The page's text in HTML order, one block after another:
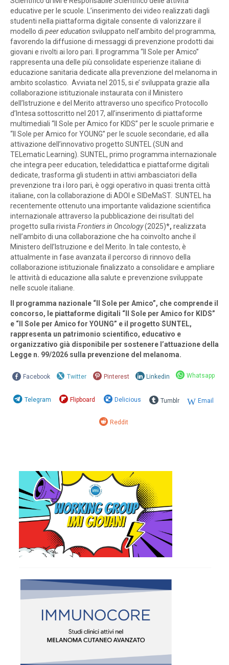
educative per le scuole. L’inserimento dei video realizzati dagli
studenti nella piattaforma digitale consente di valorizzare il
modello di peer education sviluppato nell’ambito del programma,
favorendo la diffusione di messaggi di prevenzione prodotti dai
giovani e rivolti ai loro pari. Il programma “Il Sole per Amico”
rappresenta una delle più consolidate esperienze italiane di
educazione sanitaria dedicate alla prevenzione del melanoma in
ambito scolastico. Avviata nel 2015, si e’ sviluppata grazie alla
collaborazione istituzionale instaurata con il Ministero
dell’Istruzione e del Merito attraverso uno specifico Protocollo
d’Intesa sottoscritto nel 2017, all’inserimento di piattaforme
multimediali “Il Sole per Amico for KIDS” per le scuole primarie e
“Il Sole per Amico for YOUNG” per le scuole secondarie, ed alla
attivazione dell’innovativo progetto SUNTEL (SUN and
TELematic Learning). SUNTEL, primo programma internazionale
che integra peer education, teledidattica e piattaforme digitali
dedicate, trasforma gli studenti in attivi ambasciatori della
prevenzione tra i loro pari, è oggi operativo in quasi trenta città
italiane, con la collaborazione di ADOI e SIDeMaST. SUNTEL ha
recentemente ottenuto una importante validazione scientifica
internazionale attraverso la pubblicazione dei risultati del
progetto sulla rivistaFrontiers in Oncology(2025)*, realizzata
nell’ambito di una collaborazione che ha coinvolto anche il
Ministero dell’Istruzione e del Merito. In tale contesto, è
attualmente in fase avanzata il percorso di rinnovo della
collaborazione istituzionale finalizzato a consolidare e ampliare
le attività di educazione alla salute e prevenzione sviluppate
nelle scuole italiane.
Il programma nazionale “Il Sole per Amico”, che comprende il
concorso, le piattaforme digitali “Il Sole per Amico for KIDS”
e “Il Sole per Amico for YOUNG” e il progetto SUNTEL,
rappresenta un patrimonio scientifico, educativo e
organizzativo già disponibile per sostenere l’attuazione della
Legge n. 99/2026 sulla prevenzione del melanoma.
Facebook Twitter Pinterest Linkedin Whatsapp
Telegram Flipboard Delicious Tumblr Email
Reddit